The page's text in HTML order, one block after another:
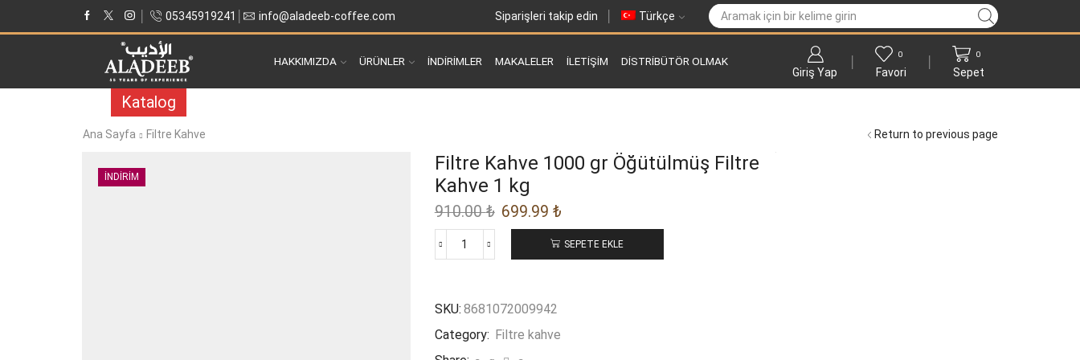
05345919241 info@aladeeb-coffee.com Siparişleri takip edin Türkçe
HAKKIMIZDA ÜRÜNLER İNDİRİMLER MAKALELER İLETIŞIM
DISTRIBÜTÖR OLMAK
Giriş Yap
0
Favori
0
Sepet
Katalog
Ana Sayfa Filtre Kahve Return to previous page
İNDIRIM
Filtre Kahve 1000 gr Öğütülmüş Filtre
Kahve 1 kg
910.00₺ 699.99 ₺
SEPETE EKLE
SKU: 8681072009942
Category: Filtre kahve